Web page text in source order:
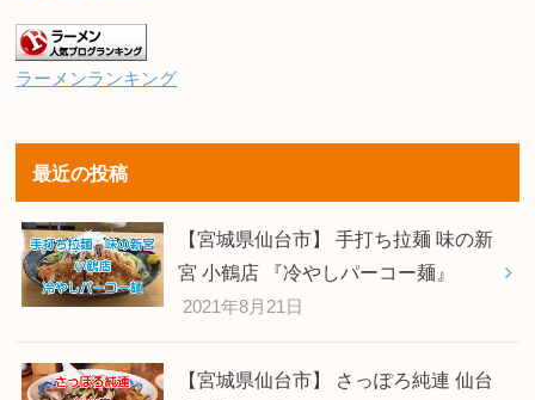
ラーメンランキング
最近の投稿
【宮城県仙台市】 手打ち拉麺 味の新
宮 小鶴店 『冷やしパーコー麺』
2021年8月21日
【宮城県仙台市】 さっぽろ純連 仙台